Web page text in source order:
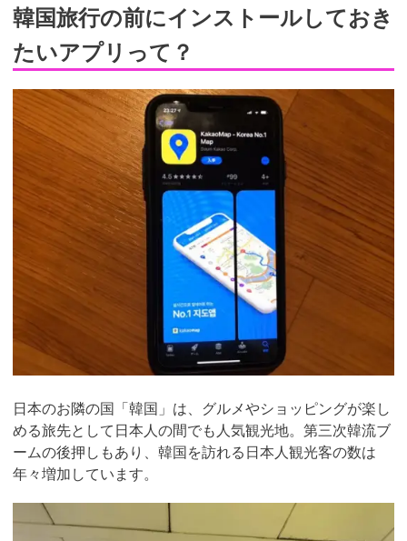
韓国旅行の前にインストールしておき
たいアプリって？
日本のお隣の国「韓国」は、グルメやショッピングが楽し
める旅先として日本人の間でも人気観光地。第三次韓流ブ
ームの後押しもあり、韓国を訪れる日本人観光客の数は
年々増加しています。